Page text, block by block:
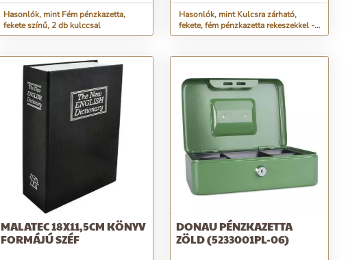
Hasonlók, mint Fém pénzkazetta,
fekete színű, 2 db kulccsal
Hasonlók, mint Kulcsra zárható,
fekete, fém pénzkazetta rekeszekkel -
hordozható...
MALATEC 18X11,5CM KÖNYV
FORMÁJÚ SZÉF
DONAU PÉNZKAZETTA
ZÖLD (5233001PL-06)